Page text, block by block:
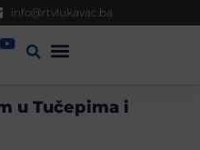
info@rtvlukavac.ba
u Tučepima i